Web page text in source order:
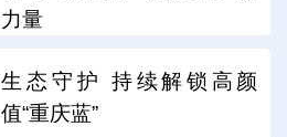
力量
生态守护 持续解锁高颜
值“重庆蓝”